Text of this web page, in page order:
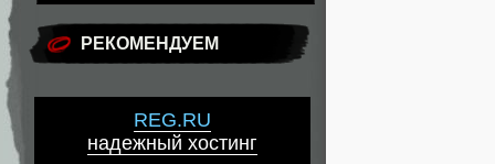
РЕКОМЕНДУЕМ
REG.RU
надежный хостинг